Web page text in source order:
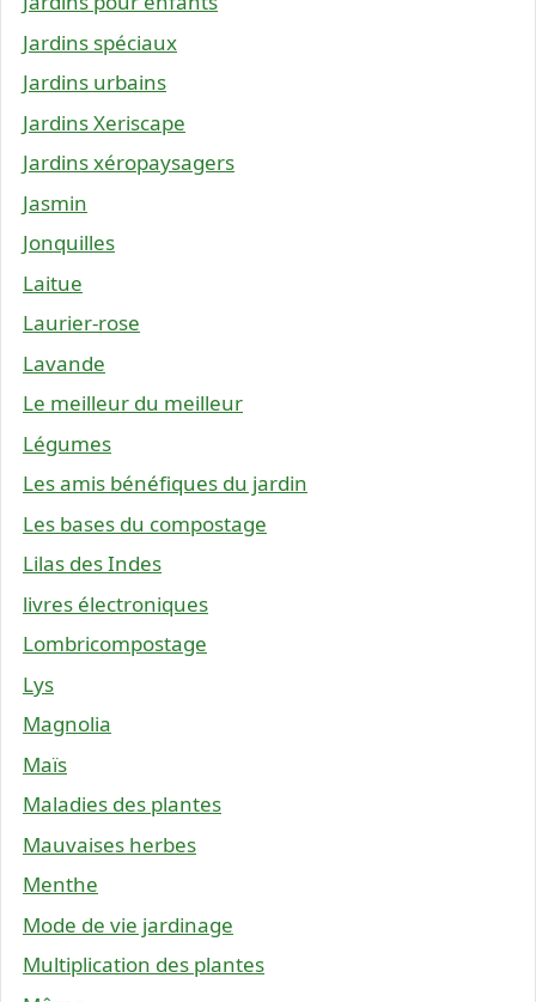
Jardins spéciaux
Jardins urbains
Jardins Xeriscape
Jardins xéropaysagers
Jasmin
Jonquilles
Laitue
Laurier-rose
Lavande
Le meilleur du meilleur
Légumes
Les amis bénéfiques du jardin
Les bases du compostage
Lilas des Indes
livres électroniques
Lombricompostage
Lys
Magnolia
Maïs
Maladies des plantes
Mauvaises herbes
Menthe
Mode de vie jardinage
Multiplication des plantes